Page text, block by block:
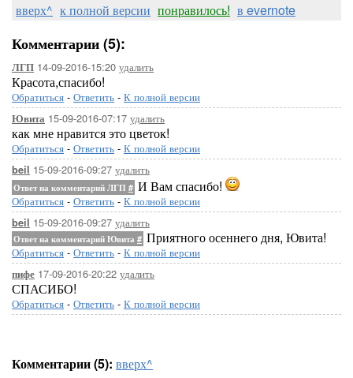
вверх^ к полной версии понравилось! в evernote
Комментарии (5):
ЛГП 14-09-2016-15:20 удалить
Красота,спасибо!
Обратиться - Ответить - К полной версии
Ювита 15-09-2016-07:17 удалить
как мне нравится это цветок!
Обратиться - Ответить - К полной версии
beil 15-09-2016-09:27 удалить
Ответ на комментарий ЛГП # И Вам спасибо!
Обратиться - Ответить - К полной версии
beil 15-09-2016-09:27 удалить
Ответ на комментарий Ювита # Приятного осеннего дня, Ювита!
Обратиться - Ответить - К полной версии
пифе 17-09-2016-20:22 удалить
СПАСИБО!
Обратиться - Ответить - К полной версии
Комментарии (5): вверх^